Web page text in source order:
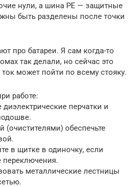
нули, а шина PE — защитные
быть разделены после точки
про батареи. Я сам когда-то
так делали, но сейчас это
может пойти по всему стояку.
работе:
перчатки и
(очистителями) обеспечьте
в щитке в одиночку, если
металлические лестницы